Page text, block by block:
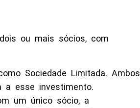
ou mais sócios, com
Sociedade Limitada. Ambos
a esse investimento.
um único sócio, a